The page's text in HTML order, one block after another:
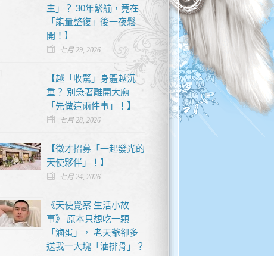
主」？ 30年緊繃，竟在
「能量整復」後一夜鬆
開！】
七月 29, 2026
【越「收驚」身體越沉
重？ 別急著離開大廟
「先做這兩件事」！】
七月 28, 2026
【徵才招募「一起發光的
天使夥伴」！】
七月 24, 2026
《天使覺察 生活小故
事》 原本只想吃一顆
「滷蛋」， 老天爺卻多
送我一大塊「滷排骨」？